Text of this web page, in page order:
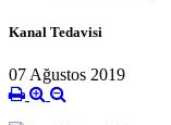
Kanal Tedavisi
07 Ağustos 2019